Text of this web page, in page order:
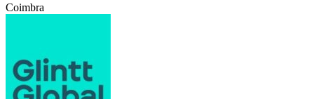
Coimbra